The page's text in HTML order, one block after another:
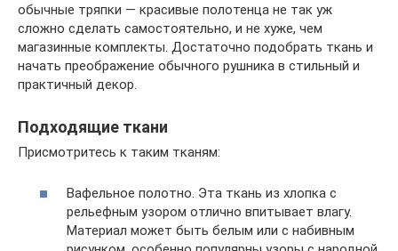
обычные тряпки — красивые полотенца не так уж
сложно сделать самостоятельно, и не хуже, чем
магазинные комплекты. Достаточно подобрать ткань и
начать преображение обычного рушника в стильный и
практичный декор.
Подходящие ткани
Присмотритесь к таким тканям:
Вафельное полотно. Эта ткань из хлопка с
рельефным узором отлично впитывает влагу.
Материал может быть белым или с набивным